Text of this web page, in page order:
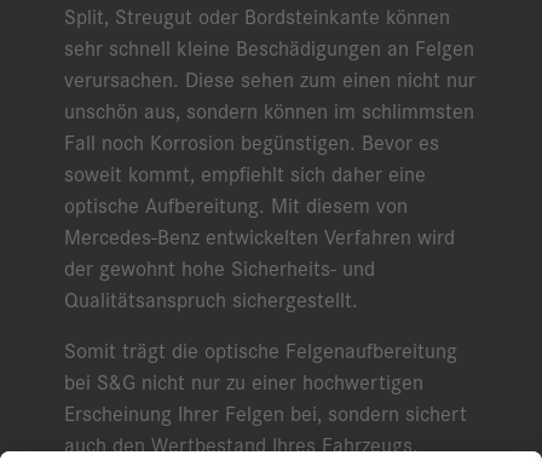
Split, Streugut oder Bordsteinkante können
sehr schnell kleine Beschädigungen an Felgen
verursachen. Diese sehen zum einen nicht nur
unschön aus, sondern können im schlimmsten
Fall noch Korrosion begünstigen. Bevor es
soweit kommt, empfiehlt sich daher eine
optische Aufbereitung. Mit diesem von
Mercedes-Benz entwickelten Verfahren wird
der gewohnt hohe Sicherheits- und
Qualitätsanspruch sichergestellt.
Somit trägt die optische Felgenaufbereitung
bei S&G nicht nur zu einer hochwertigen
Erscheinung Ihrer Felgen bei, sondern sichert
auch den Wertbestand Ihres Fahrzeugs.